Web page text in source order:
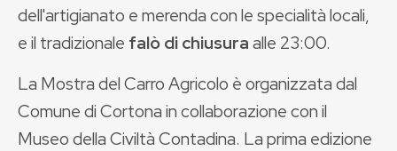
dell'artigianato e merenda con le specialità locali,
e il tradizionale falò di chiusuraalle 23:00.
La Mostra del Carro Agricolo è organizzata dal
Comune di Cortona in collaborazione con il
Museo della Civiltà Contadina. La prima edizione